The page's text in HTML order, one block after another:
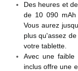
Des heures et
de 10 090 mAh
Vous aurez
plus qu'assez
votre tablette.
Avec une
inclus offre une